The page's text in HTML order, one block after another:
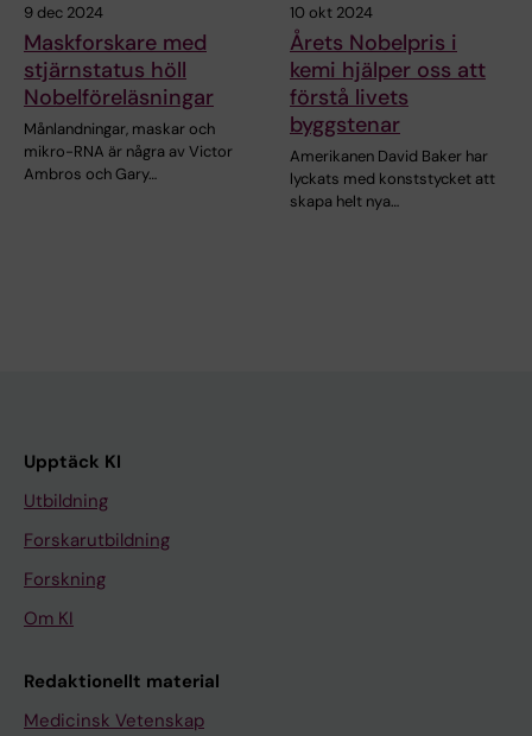
9 dec 2024
Maskforskare med
stjärnstatus höll
Nobelföreläsningar
Månlandningar, maskar och
mikro-RNA är några av Victor
Ambros och Gary…
10 okt 2024
Årets Nobelpris i
kemi hjälper oss att
förstå livets
byggstenar
Amerikanen David Baker har
lyckats med konststycket att
skapa helt nya…
Upptäck KI
Utbildning
Forskarutbildning
Forskning
Om KI
Redaktionellt material
Medicinsk Vetenskap